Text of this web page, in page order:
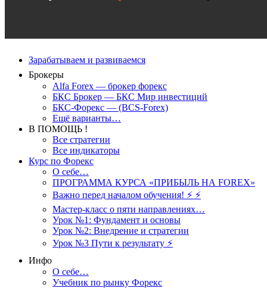
Зарабатываем и развиваемся
Брокеры
Alfa Forex — брокер форекс
БКС Брокер — БКС Мир инвестиций
БКС-Форекс — (BCS-Forex)
Ещё варианты…
В ПОМОЩЬ !
Все стратегии
Все индикаторы
Курс по Форекс
О себе…
ПРОГРАММА КУРСА «ПРИБЫЛЬ НА FOREX»
Важно перед началом обучения! ⚡ ⚡
Мастер-класс о пяти направлениях…
Урок №1: Фундамент и основы
Урок №2: Внедрение и стратегии
Урок №3 Пути к результату ⚡️
Инфо
О себе…
Учебник по рынку Форекс